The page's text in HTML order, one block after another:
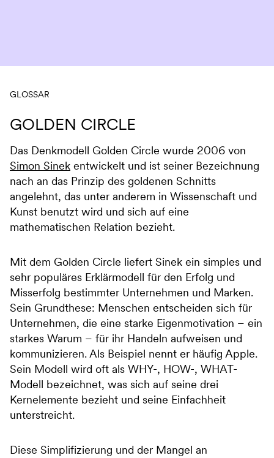
GLOSSAR
GOLDEN CIRCLE
Das Denkmodell Golden Circle wurde 2006 von
Simon Sinek entwickelt und ist seiner Bezeichnung
nach an das Prinzip des goldenen Schnitts
angelehnt, das unter anderem in Wissenschaft und
Kunst benutzt wird und sich auf eine
mathematischen Relation bezieht.
Mit dem Golden Circle liefert Sinek ein simples und
sehr populäres Erklärmodell für den Erfolg und
Misserfolg bestimmter Unternehmen und Marken.
Sein Grundthese: Menschen entscheiden sich für
Unternehmen, die eine starke Eigenmotivation – ein
starkes Warum – für ihr Handeln aufweisen und
kommunizieren. Als Beispiel nennt er häufig Apple.
Sein Modell wird oft als WHY-, HOW-, WHAT-
Modell bezeichnet, was sich auf seine drei
Kernelemente bezieht und seine Einfachheit
unterstreicht.
Diese Simplifizierung und der Mangel an